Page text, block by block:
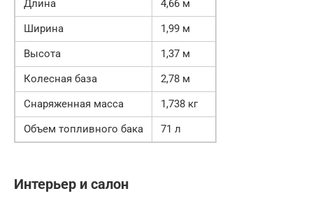
Длина
4,66 м
Ширина
1,99 м
Высота
1,37 м
Колесная база
2,78 м
Снаряженная масса
1,738 кг
Объем топливного бака
71 л
Интерьер и салон